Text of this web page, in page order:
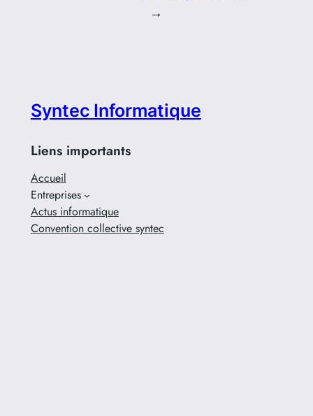
→
Syntec Informatique
Liens importants
Accueil
Entreprises
Actus informatique
Convention collective syntec